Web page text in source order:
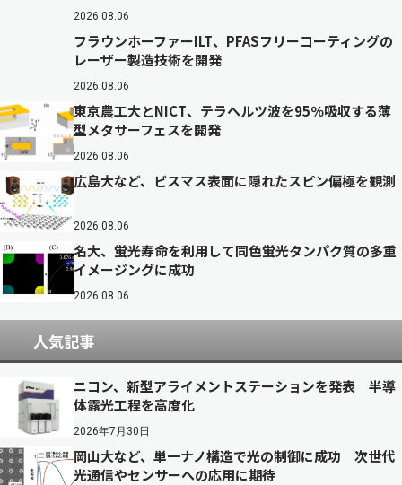
2026.08.06
フラウンホーファーILT、PFASフリーコーティングの
レーザー製造技術を開発
2026.08.06
東京農工大とNICT、テラヘルツ波を95％吸収する薄
型メタサーフェスを開発
2026.08.06
広島大など、ビスマス表面に隠れたスピン偏極を観測
2026.08.06
名大、蛍光寿命を利用して同色蛍光タンパク質の多重
イメージングに成功
2026.08.06
人気記事
ニコン、新型アライメントステーションを発表 半導
体露光工程を高度化
2026年7月30日
岡山大など、単一ナノ構造で光の制御に成功 次世代
光通信やセンサーへの応用に期待